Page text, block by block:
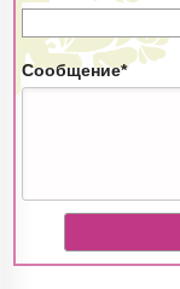
Сообщение*